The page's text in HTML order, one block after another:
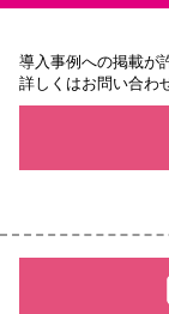
導⼊事例への掲載が
詳しくはお問い合わ